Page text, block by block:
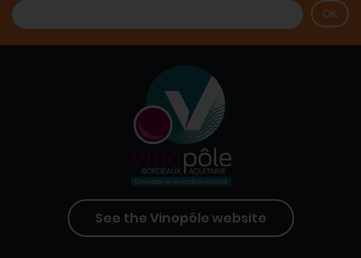
See the Vinopôle website